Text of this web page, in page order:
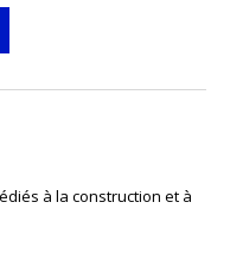
à la construction et à